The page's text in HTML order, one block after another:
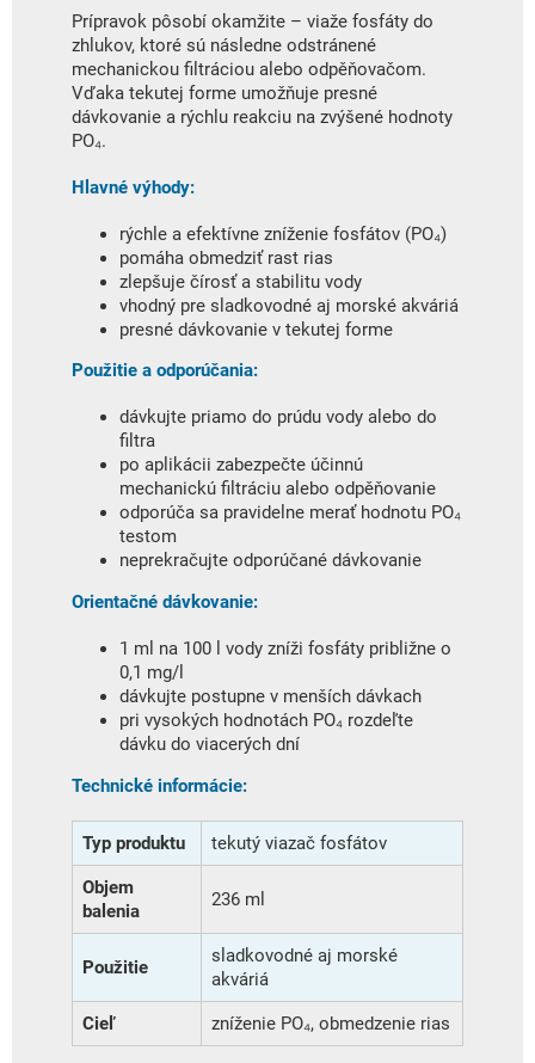
Prípravok pôsobí okamžite – viaže fosfáty do
zhlukov, ktoré sú následne odstránené
mechanickou filtráciou alebo odpěňovačom.
Vďaka tekutej forme umožňuje presné
dávkovanie a rýchlu reakciu na zvýšené hodnoty
PO₄.
Hlavné výhody:
rýchle a efektívne zníženie fosfátov (PO₄)
pomáha obmedziť rast rias
zlepšuje čírosť a stabilitu vody
vhodný pre sladkovodné aj morské akváriá
presné dávkovanie v tekutej forme
Použitie a odporúčania:
dávkujte priamo do prúdu vody alebo do
filtra
po aplikácii zabezpečte účinnú
mechanickú filtráciu alebo odpěňovanie
odporúča sa pravidelne merať hodnotu PO₄
testom
neprekračujte odporúčané dávkovanie
Orientačné dávkovanie:
1 ml na 100 l vody zníži fosfáty približne o
0,1 mg/l
dávkujte postupne v menších dávkach
pri vysokých hodnotách PO₄ rozdeľte
dávku do viacerých dní
Technické informácie:
Typ produktu tekutý viazač fosfátov
Objem
balenia
236 ml
Použitie
sladkovodné aj morské
akváriá
Cieľ zníženie PO₄, obmedzenie rias